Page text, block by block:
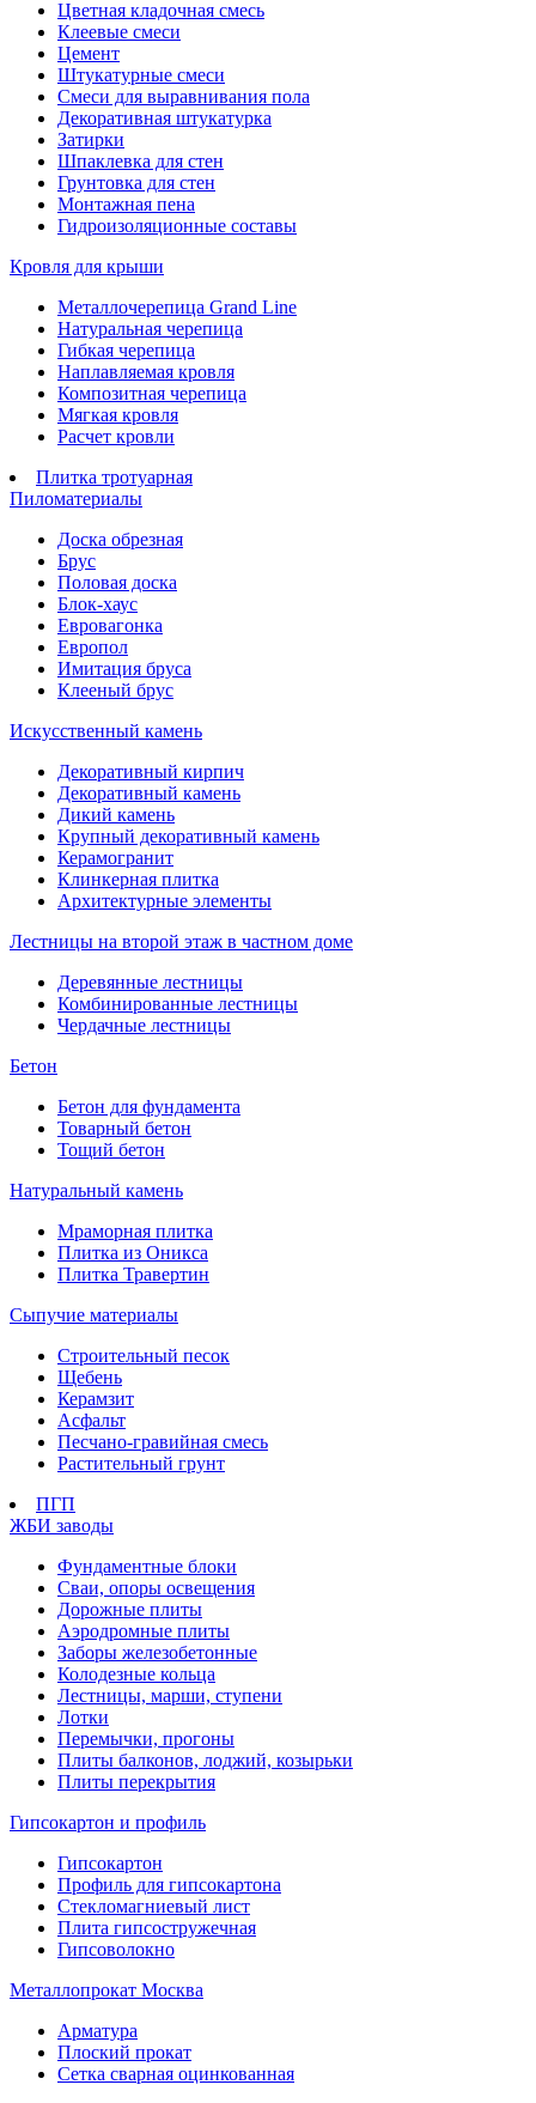
Цветная кладочная смесь
Клеевые смеси
Цемент
Штукатурные смеси
Смеси для выравнивания пола
Декоративная штукатурка
Затирки
Шпаклевка для стен
Грунтовка для стен
Монтажная пена
Гидроизоляционные составы
Кровля для крыши
Металлочерепица Grand Line
Натуральная черепица
Гибкая черепица
Наплавляемая кровля
Композитная черепица
Мягкая кровля
Расчет кровли
Плитка тротуарная
Пиломатериалы
Доска обрезная
Брус
Половая доска
Блок-хаус
Евровагонка
Европол
Имитация бруса
Клееный брус
Искусственный камень
Декоративный кирпич
Декоративный камень
Дикий камень
Крупный декоративный камень
Керамогранит
Клинкерная плитка
Архитектурные элементы
Лестницы на второй этаж в частном доме
Деревянные лестницы
Комбинированные лестницы
Чердачные лестницы
Бетон
Бетон для фундамента
Товарный бетон
Тощий бетон
Натуральный камень
Мраморная плитка
Плитка из Оникса
Плитка Травертин
Сыпучие материалы
Строительный песок
Щебень
Керамзит
Асфальт
Песчано-гравийная смесь
Растительный грунт
ПГП
ЖБИ заводы
Фундаментные блоки
Сваи, опоры освещения
Дорожные плиты
Аэродромные плиты
Заборы железобетонные
Колодезные кольца
Лестницы, марши, ступени
Лотки
Перемычки, прогоны
Плиты балконов, лоджий, козырьки
Плиты перекрытия
Гипсокартон и профиль
Гипсокартон
Профиль для гипсокартона
Стекломагниевый лист
Плита гипсостружечная
Гипсоволокно
Металлопрокат Москва
Арматура
Плоский прокат
Сетка сварная оцинкованная